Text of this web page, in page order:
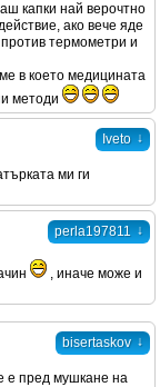
капки най верочтно
ако вече яде
термометри и
в което медицината
методи
Iveto ↓
ми ги
perla197811 ↓
, иначе може и
bisertaskov ↓
е пред мушкане на